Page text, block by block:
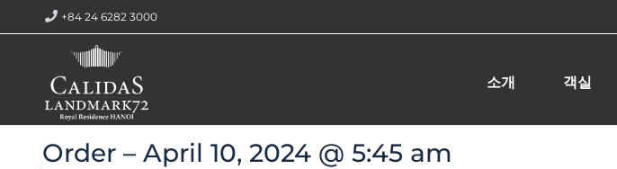
+84 24 6282 3000
소개 객실
홈페이지
Order – April 10, 2024 @ 5:45 am